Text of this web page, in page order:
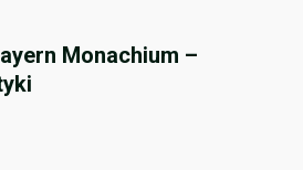
Monachium –